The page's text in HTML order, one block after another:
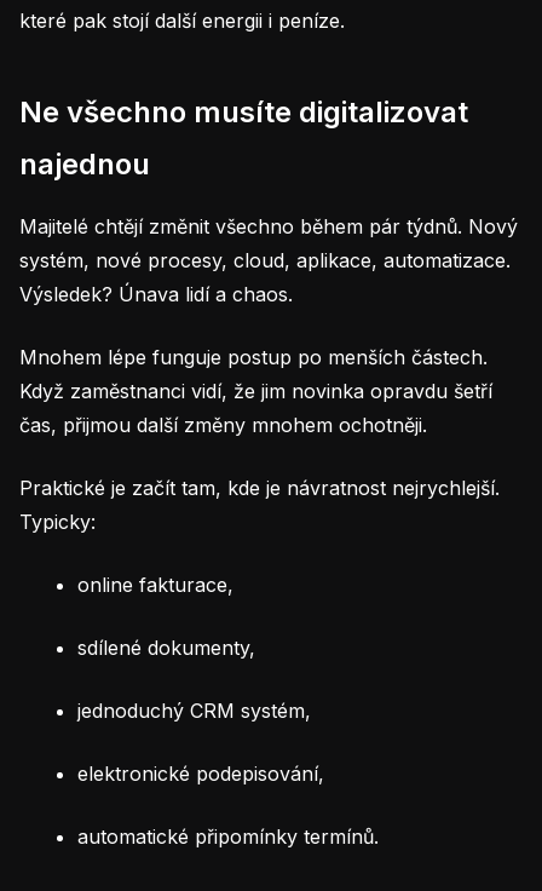
které pak stojí další energii i peníze.
Ne všechno musíte digitalizovat
najednou
Majitelé chtějí změnit všechno během pár týdnů. Nový
systém, nové procesy, cloud, aplikace, automatizace.
Výsledek? Únava lidí a chaos.
Mnohem lépe funguje postup po menších částech.
Když zaměstnanci vidí, že jim novinka opravdu šetří
čas, přijmou další změny mnohem ochotněji.
Praktické je začít tam, kde je návratnost nejrychlejší.
Typicky:
online fakturace,
sdílené dokumenty,
jednoduchý CRM systém,
elektronické podepisování,
automatické připomínky termínů.